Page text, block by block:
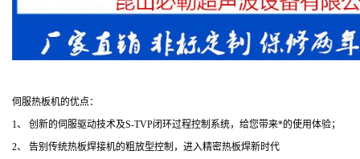
伺服热板机的优点：
1、 创新的伺服驱动技术及S-TVP闭环过程控制系统，给您带来*的使用体验；
2、 告别传统热板焊接机的粗放型控制，进入精密热板焊新时代